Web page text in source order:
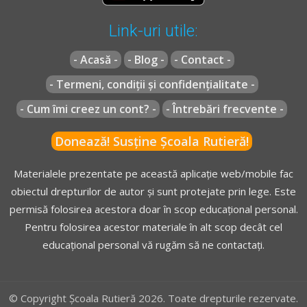
(Codul rutier)
REGULAMENT de aplicare a OUG 195/2002
(Regulamentul codului rutier)
Link-uri utile:
- Acasă - - Blog -
- Contact -
- Termeni, condiții și confidențialitate -
- Cum îmi creez un cont? -
- Întrebări frecvente -
Donează! Susține Școala Rutieră!
Materialele prezentate pe această aplicație web/mobile fac
obiectul drepturilor de autor și sunt protejate prin lege. Este
permisă folosirea acestora doar în scop educațional personal.
Pentru folosirea acestor materiale în alt scop decât cel
educațional personal vă rugăm să ne contactați.
© Copyright Școala Rutieră 2026. Toate drepturile rezervate.